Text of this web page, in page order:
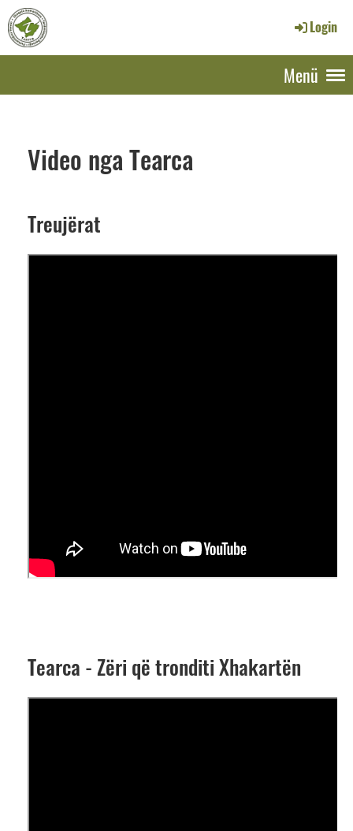
Login
Menü
Video nga Tearca
Treujërat
Tearca - Zëri që tronditi Xhakartën